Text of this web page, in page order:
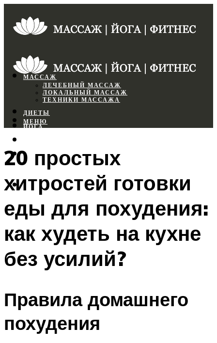
МАССАЖ
ЛЕЧЕБНЫЙ МАССАЖ
ЛОКАЛЬНЫЙ МАССАЖ
ТЕХНИКИ МАССАЖА
ДИЕТЫ
ЙОГА
ФИТНЕС
МЕНЮ
МЕНЮ
20 простых
хитростей готовки
еды для похудения:
как худеть на кухне
без усилий?
Правила домашнего
похудения